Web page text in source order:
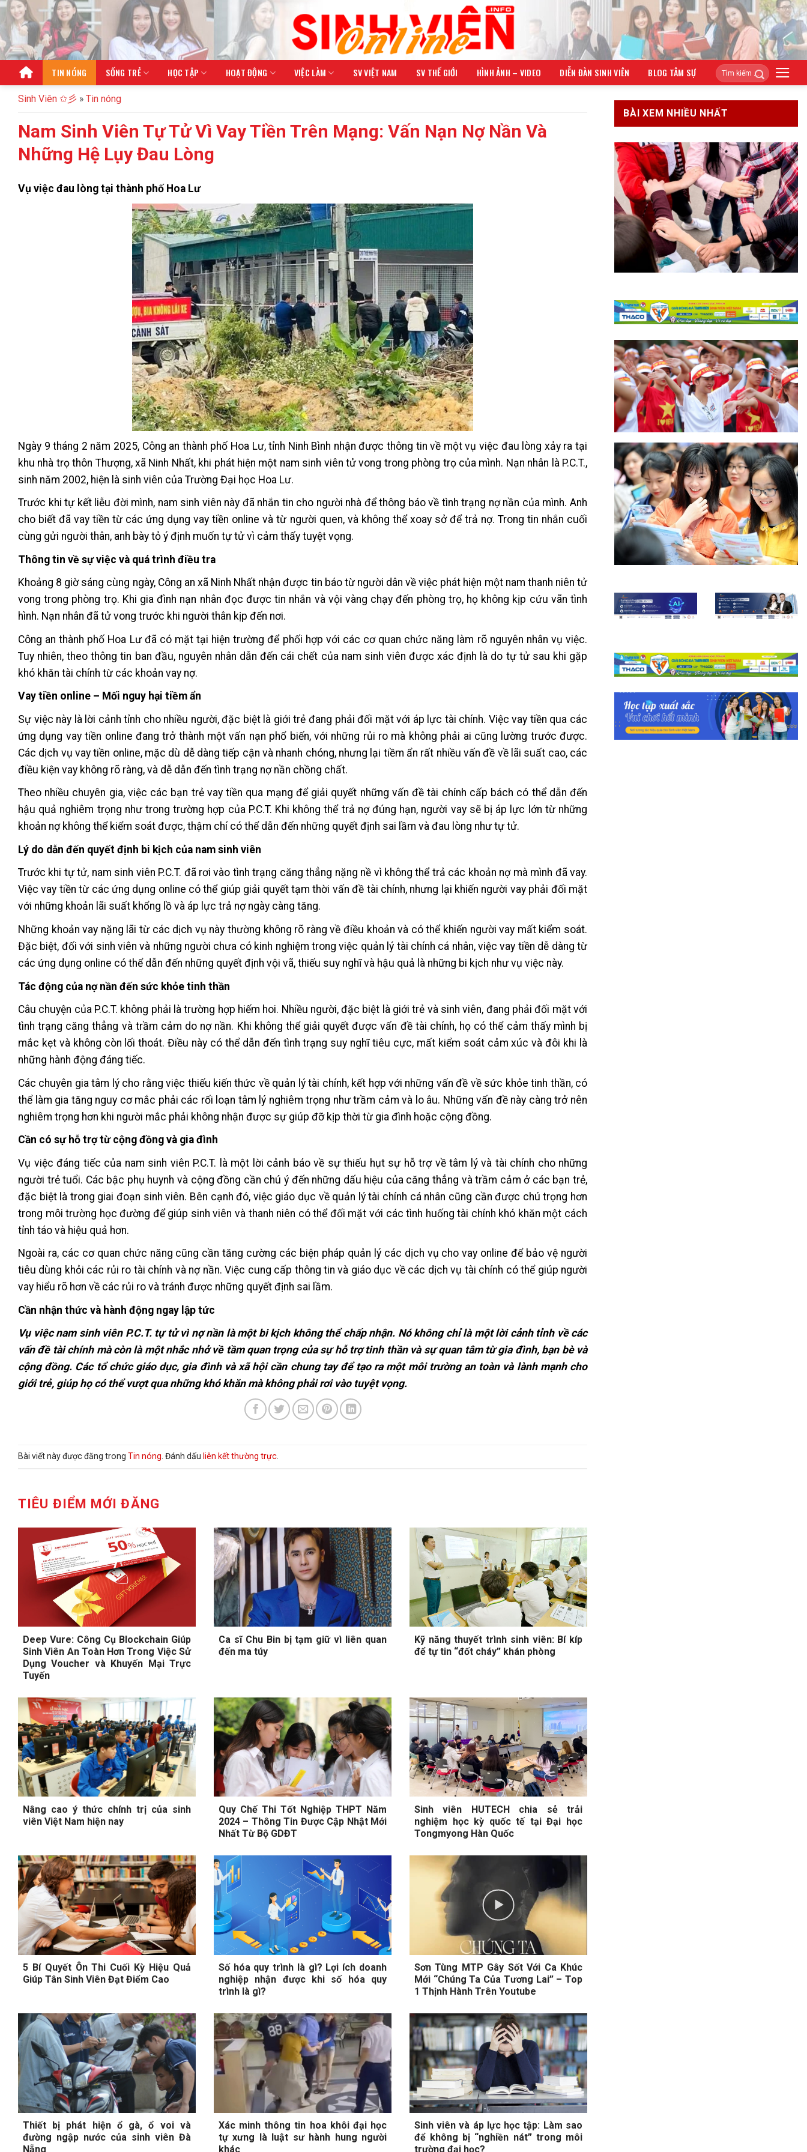
Bỏ
qua
nội
dung
TIN NÓNG SỐNG TRẺ HỌC TẬP HOẠT ĐỘNG VIỆC LÀM SV VIỆT NAM SV THẾ GIỚI HÌNH ẢNH – VIDEO DIỄN ĐÀN SINH VIÊN BLOG TÂM SỰ
Sinh Viên ✩彡 » Tin nóng
Nam Sinh Viên Tự Tử Vì Vay Tiền Trên Mạng: Vấn Nạn Nợ Nần Và
Những Hệ Lụy Đau Lòng
Vụ việc đau lòng tại thành phố Hoa Lư
Ngày 9 tháng 2 năm 2025, Công an thành phố Hoa Lư, tỉnh Ninh Bình nhận được thông tin về một vụ việc đau lòng xảy ra tại
khu nhà trọ thôn Thượng, xã Ninh Nhất, khi phát hiện một nam sinh viên tử vong trong phòng trọ của mình. Nạn nhân là P.C.T.,
sinh năm 2002, hiện là sinh viên của Trường Đại học Hoa Lư.
Trước khi tự kết liễu đời mình, nam sinh viên này đã nhắn tin cho người nhà để thông báo về tình trạng nợ nần của mình. Anh
cho biết đã vay tiền từ các ứng dụng vay tiền online và từ người quen, và không thể xoay sở để trả nợ. Trong tin nhắn cuối
cùng gửi người thân, anh bày tỏ ý định muốn tự tử vì cảm thấy tuyệt vọng.
Thông tin về sự việc và quá trình điều tra
Khoảng 8 giờ sáng cùng ngày, Công an xã Ninh Nhất nhận được tin báo từ người dân về việc phát hiện một nam thanh niên tử
vong trong phòng trọ. Khi gia đình nạn nhân đọc được tin nhắn và vội vàng chạy đến phòng trọ, họ không kịp cứu vãn tình
hình. Nạn nhân đã tử vong trước khi người thân kịp đến nơi.
Công an thành phố Hoa Lư đã có mặt tại hiện trường để phối hợp với các cơ quan chức năng làm rõ nguyên nhân vụ việc.
Tuy nhiên, theo thông tin ban đầu, nguyên nhân dẫn đến cái chết của nam sinh viên được xác định là do tự tử sau khi gặp
khó khăn tài chính từ các khoản vay nợ.
Vay tiền online – Mối nguy hại tiềm ẩn
Sự việc này là lời cảnh tỉnh cho nhiều người, đặc biệt là giới trẻ đang phải đối mặt với áp lực tài chính. Việc vay tiền qua các
ứng dụng vay tiền online đang trở thành một vấn nạn phổ biến, với những rủi ro mà không phải ai cũng lường trước được.
Các dịch vụ vay tiền online, mặc dù dễ dàng tiếp cận và nhanh chóng, nhưng lại tiềm ẩn rất nhiều vấn đề về lãi suất cao, các
điều kiện vay không rõ ràng, và dễ dẫn đến tình trạng nợ nần chồng chất.
Theo nhiều chuyên gia, việc các bạn trẻ vay tiền qua mạng để giải quyết những vấn đề tài chính cấp bách có thể dẫn đến
hậu quả nghiêm trọng như trong trường hợp của P.C.T. Khi không thể trả nợ đúng hạn, người vay sẽ bị áp lực lớn từ những
khoản nợ không thể kiểm soát được, thậm chí có thể dẫn đến những quyết định sai lầm và đau lòng như tự tử.
Lý do dẫn đến quyết định bi kịch của nam sinh viên
Trước khi tự tử, nam sinh viên P.C.T. đã rơi vào tình trạng căng thẳng nặng nề vì không thể trả các khoản nợ mà mình đã vay.
Việc vay tiền từ các ứng dụng online có thể giúp giải quyết tạm thời vấn đề tài chính, nhưng lại khiến người vay phải đối mặt
với những khoản lãi suất khổng lồ và áp lực trả nợ ngày càng tăng.
Những khoản vay nặng lãi từ các dịch vụ này thường không rõ ràng về điều khoản và có thể khiến người vay mất kiểm soát.
Đặc biệt, đối với sinh viên và những người chưa có kinh nghiệm trong việc quản lý tài chính cá nhân, việc vay tiền dễ dàng từ
các ứng dụng online có thể dẫn đến những quyết định vội vã, thiếu suy nghĩ và hậu quả là những bi kịch như vụ việc này.
Tác động của nợ nần đến sức khỏe tinh thần
Câu chuyện của P.C.T. không phải là trường hợp hiếm hoi. Nhiều người, đặc biệt là giới trẻ và sinh viên, đang phải đối mặt với
tình trạng căng thẳng và trầm cảm do nợ nần. Khi không thể giải quyết được vấn đề tài chính, họ có thể cảm thấy mình bị
mắc kẹt và không còn lối thoát. Điều này có thể dẫn đến tình trạng suy nghĩ tiêu cực, mất kiểm soát cảm xúc và đôi khi là
những hành động đáng tiếc.
Các chuyên gia tâm lý cho rằng việc thiếu kiến thức về quản lý tài chính, kết hợp với những vấn đề về sức khỏe tinh thần, có
thể làm gia tăng nguy cơ mắc phải các rối loạn tâm lý nghiêm trọng như trầm cảm và lo âu. Những vấn đề này càng trở nên
nghiêm trọng hơn khi người mắc phải không nhận được sự giúp đỡ kịp thời từ gia đình hoặc cộng đồng.
Cần có sự hỗ trợ từ cộng đồng và gia đình
Vụ việc đáng tiếc của nam sinh viên P.C.T. là một lời cảnh báo về sự thiếu hụt sự hỗ trợ về tâm lý và tài chính cho những
người trẻ tuổi. Các bậc phụ huynh và cộng đồng cần chú ý đến những dấu hiệu của căng thẳng và trầm cảm ở các bạn trẻ,
đặc biệt là trong giai đoạn sinh viên. Bên cạnh đó, việc giáo dục về quản lý tài chính cá nhân cũng cần được chú trọng hơn
trong môi trường học đường để giúp sinh viên và thanh niên có thể đối mặt với các tình huống tài chính khó khăn một cách
tỉnh táo và hiệu quả hơn.
Ngoài ra, các cơ quan chức năng cũng cần tăng cường các biện pháp quản lý các dịch vụ cho vay online để bảo vệ người
tiêu dùng khỏi các rủi ro tài chính và nợ nần. Việc cung cấp thông tin và giáo dục về các dịch vụ tài chính có thể giúp người
vay hiểu rõ hơn về các rủi ro và tránh được những quyết định sai lầm.
Cần nhận thức và hành động ngay lập tức
Vụ việc nam sinh viên P.C.T. tự tử vì nợ nần là một bi kịch không thể chấp nhận. Nó không chỉ là một lời cảnh tỉnh về các
vấn đề tài chính mà còn là một nhắc nhở về tầm quan trọng của sự hỗ trợ tinh thần và sự quan tâm từ gia đình, bạn bè và
cộng đồng. Các tổ chức giáo dục, gia đình và xã hội cần chung tay để tạo ra một môi trường an toàn và lành mạnh cho
giới trẻ, giúp họ có thể vượt qua những khó khăn mà không phải rơi vào tuyệt vọng.
Bài viết này được đăng trong Tin nóng . Đánh dấu liên kết thường trực
TIÊU ĐIỂM MỚI ĐĂNG
Deep Vure: Công Cụ Blockchain Giúp
Sinh Viên An Toàn Hơn Trong Việc Sử
Dụng Voucher và Khuyến Mại Trực
Tuyến
Ca sĩ Chu Bin bị tạm giữ vì liên quan
đến ma túy
Kỹ năng thuyết trình sinh viên: Bí kíp
để tự tin “đốt cháy” khán phòng
Nâng cao ý thức chính trị của sinh
viên Việt Nam hiện nay
Quy Chế Thi Tốt Nghiệp THPT Năm
2024 – Thông Tin Được Cập Nhật Mới
Nhất Từ Bộ GDĐT
Sinh viên HUTECH chia sẻ trải
nghiệm học kỳ quốc tế tại Đại học
Tongmyong Hàn Quốc
5 Bí Quyết Ôn Thi Cuối Kỳ Hiệu Quả
Giúp Tân Sinh Viên Đạt Điểm Cao
Số hóa quy trình là gì? Lợi ích doanh
nghiệp nhận được khi số hóa quy
trình là gì?
Sơn Tùng MTP Gây Sốt Với Ca Khúc
Mới “Chúng Ta Của Tương Lai” – Top
1 Thịnh Hành Trên Youtube
Thiết bị phát hiện ổ gà, ổ voi và
đường ngập nước của sinh viên Đà
Nẵng
Xác minh thông tin hoa khôi đại học
tự xưng là luật sư hành hung người
khác
Sinh viên và áp lực học tập: Làm sao
để không bị “nghiền nát” trong môi
trường đại học?
BÀI XEM NHIỀU NHẤT